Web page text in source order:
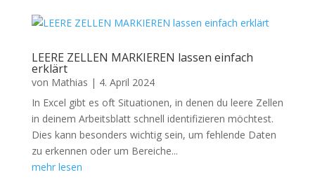
LEERE ZELLEN MARKIEREN lassen einfach
erklärt
von Mathias | 4. April 2024
In Excel gibt es oft Situationen, in denen du leere Zellen
in deinem Arbeitsblatt schnell identifizieren möchtest.
Dies kann besonders wichtig sein, um fehlende Daten
zu erkennen oder um Bereiche...
mehr lesen